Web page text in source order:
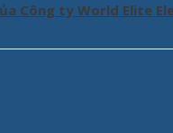
Công ty World Elite